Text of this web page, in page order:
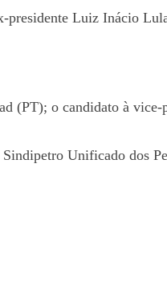
Luiz Inácio
(PT); o candidato à
Unificado dos